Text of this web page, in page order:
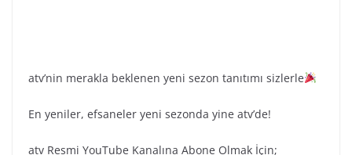
atv’nin merakla beklenen yeni sezon tanıtımı sizlerle
En yeniler, efsaneler yeni sezonda yine atv’de!
atv Resmi YouTube Kanalına Abone Olmak İçin;